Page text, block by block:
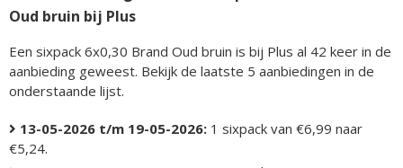
Oud bruin bij Plus
Een sixpack 6x0,30 Brand Oud bruin is bij Plus al 42 keer in de
aanbieding geweest. Bekijk de laatste 5 aanbiedingen in de
onderstaande lijst.
13-05-2026 t/m 19-05-2026: 1 sixpack van €6,99 naar
€5,24.